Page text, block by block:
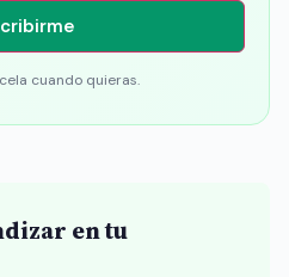
cuando quieras.
en tu